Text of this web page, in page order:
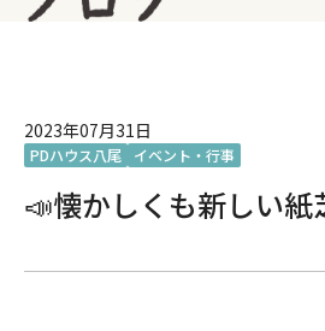
2023年07月31日
PDハウス八尾 イベント・行事
📣懐かしくも新しい紙